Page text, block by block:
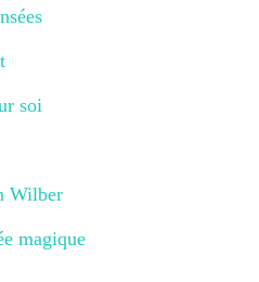
soi
Wilber
magique